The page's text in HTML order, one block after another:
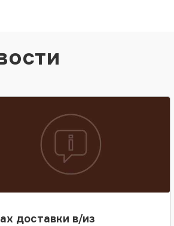
доставки в/из